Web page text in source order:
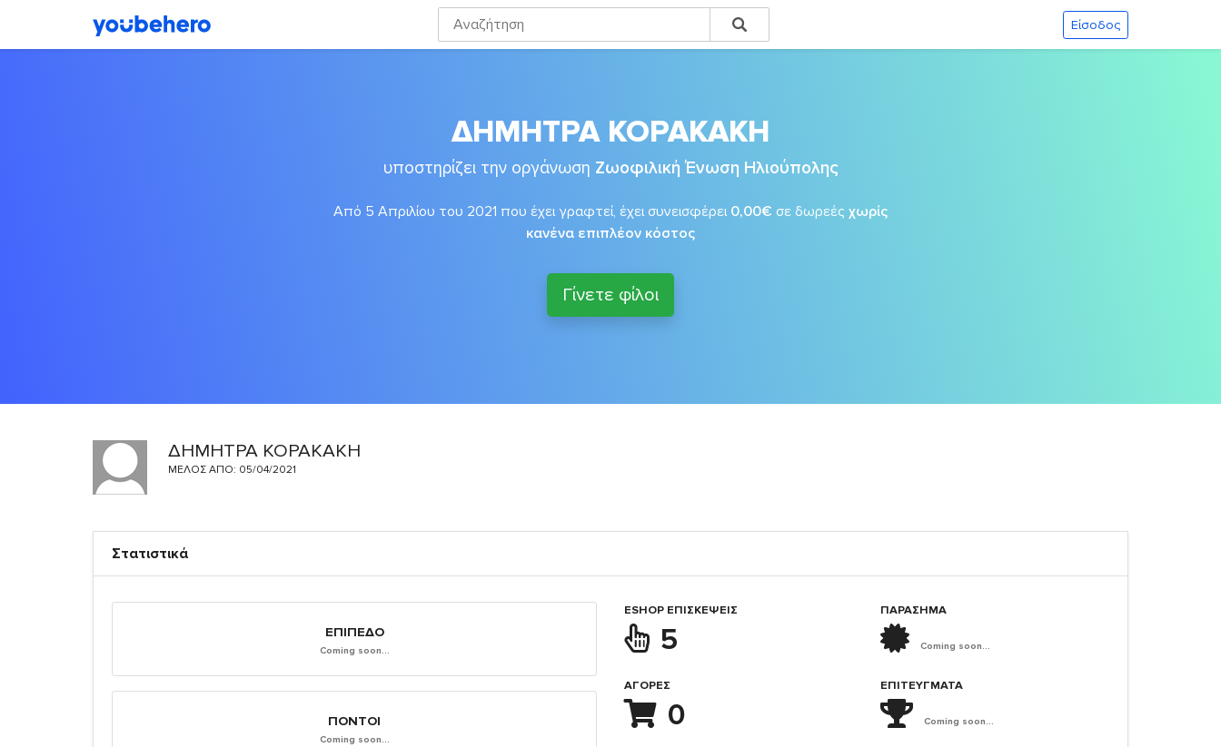
Είσοδος
ΔΗΜΗΤΡΑ ΚΟΡΑΚΑΚΗ
υποστηρίζει την οργάνωση Ζωοφιλική Ένωση Ηλιούπολης
Από 5 Απριλίου του 2021 που έχει γραφτεί, έχει συνεισφέρει 0,00€ σε δωρεές χωρίς
κανένα επιπλέον κόστος
Γίνετε φίλοι
ΔΗΜΗΤΡΑ ΚΟΡΑΚΑΚΗ
ΜΈΛΟΣ ΑΠΌ: 05/04/2021
Στατιστικά
ΕΠΊΠΕΔΟ
Coming soon...
ΠΌΝΤΟΙ
Coming soon...
ESHOP ΕΠΙΣΚΈΨΕΙΣ
5
ΑΓΟΡΈΣ
0
ΠΑΡΑΣΗΜΑ
Coming soon...
ΕΠΙΤΕΎΓΜΑΤΑ
Coming soon...